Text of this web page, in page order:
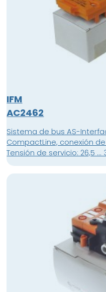
IFM
AC2462
Sistema de bus AS-
CompactLine, conexión
Tensión de servicio: 26,5 ...
corriente total de AS-i: 250
direccionamiento IR